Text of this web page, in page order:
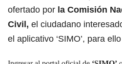
ofertado por la Comisión
Civil, el ciudadano
el aplicativo ‘SIMO’, para